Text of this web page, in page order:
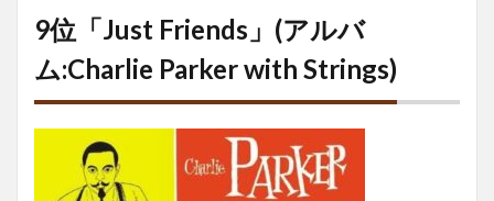
9位「Just Friends」(アルバ
ム:Charlie Parker with Strings)